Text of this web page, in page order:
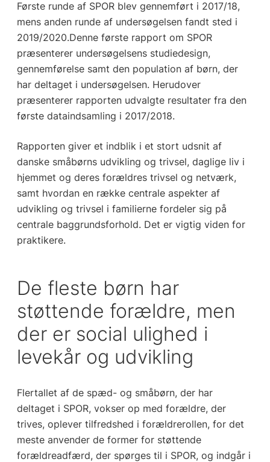
Første runde af SPOR blev gennemført i 2017/18,
mens anden runde af undersøgelsen fandt sted i
2019/2020.Denne første rapport om SPOR
præsenterer undersøgelsens studiedesign,
gennemførelse samt den population af børn, der
har deltaget i undersøgelsen. Herudover
præsenterer rapporten udvalgte resultater fra den
første dataindsamling i 2017/2018.
Rapporten giver et indblik i et stort udsnit af
danske småbørns udvikling og trivsel, daglige liv i
hjemmet og deres forældres trivsel og netværk,
samt hvordan en række centrale aspekter af
udvikling og trivsel i familierne fordeler sig på
centrale baggrundsforhold. Det er vigtig viden for
praktikere.
De fleste børn har
støttende forældre, men
der er social ulighed i
levekår og udvikling
Flertallet af de spæd- og småbørn, der har
deltaget i SPOR, vokser op med forældre, der
trives, oplever tilfredshed i forældrerollen, for det
meste anvender de former for støttende
forældreadfærd, der spørges til i SPOR, og indgår i